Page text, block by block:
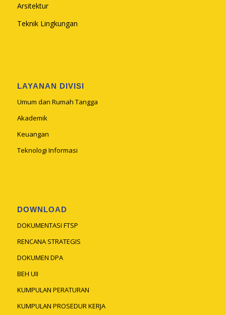
Arsitektur
Teknik Lingkungan
LAYANAN DIVISI
Umum dan Rumah Tangga
Akademik
Keuangan
Teknologi Informasi
DOWNLOAD
DOKUMENTASI FTSP
RENCANA STRATEGIS
DOKUMEN DPA
BEH UII
KUMPULAN PERATURAN
KUMPULAN PROSEDUR KERJA